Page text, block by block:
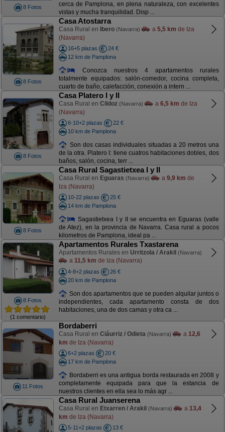
8 Fotos
cerca de Pamplona, en plena naturaleza, con excelentes
vistas y mucha tranquilidad. Disp ...
8 Fotos
Casa Atostarra
Casa Rural en Ibero (Navarra) a 5,5 km de Iza
(Navarra)
16+5 plazas
24 €
12 km de Pamplona
Conozca nuestros 4 apartamentos rurales
totalmente equipados: salón-comedor, cocina completa,
cuarto de baño, calefacción, conexión a intern ...
8 Fotos
Casa Platero I y II
Casa Rural en Cildoz (Navarra) a 6,5 km de Iza
(Navarra)
6-10+2 plazas
22 €
10 km de Pamplona
Son dos casas individuales situadas a 20 metros una
de la otra. Platero I: tiene cuatros habitaciones dobles, dos
baños, salón, cocina, terr ...
8 Fotos
Casa Rural Sagastietxea I y II
Casa Rural en Eguaras (Navarra) a 9,9 km de
Iza (Navarra)
10-22 plazas
25 €
14 km de Pamplona
Sagastietxea I y II se encuentra en Eguaras (valle
de Atez), en la provincia de Navarra. Casa rural a pocos
kilometros de Pamplona, ideal pa ...
8 Fotos
(1 comentario)
Apartamentos Rurales Txastarena
Apartamentos Rurales en Urritzola / Arakil (Navarra)
a 11,5 km de Iza (Navarra)
4-8+2 plazas
26 €
20 km de Pamplona
Son dos apartamentos que se pueden alquilar juntos o
independientes, cada apartamento consta de dos
habitaciones, una de dos camas y otra ca ...
11 Fotos
Bordaberri
Casa Rural en Ciáurriz / Odieta (Navarra) a 12,6
km de Iza (Navarra)
6+2 plazas
20 €
17 km de Pamplona
Bordaberri es una antigua borda restaurada en 2008 y
completamente equipada para que la estancia de
nuestros clientes en ella sea lo más agr ...
Casa Rural Juanserena
Casa Rural en Etxarren / Arakil (Navarra) a 13,4
km de Iza (Navarra)
5-11+2 plazas
13 €